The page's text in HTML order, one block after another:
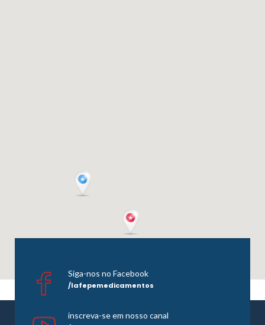
Siga-nos no Facebook
/lafepemedicamentos
inscreva-se em nosso canal